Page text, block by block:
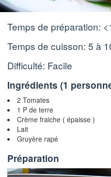
Temps de préparation:
Temps de cuisson: 5 à
Difficulté: Facile
Ingrédients (1
2 Tomates
1 P de terre
Crème fraiche ( épaisse )
Lait
Gruyère rapé
Préparation